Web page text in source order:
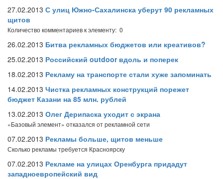
27.02.2013 С улиц Южно-Сахалинска уберут 90 рекламных
щитов
Количество комментариев к элементу: 0
26.02.2013 Битва рекламных бюджетов или креативов?
25.02.2013 Российский outdoor вдоль и поперек
18.02.2013 Рекламу на транспорте стали хуже запоминать
14.02.2013 Чистка рекламных конструкций порежет
бюджет Казани на 85 млн. рублей
13.02.2013 Олег Дерипаска уходит с экрана
«Базовый элемент» отказался от рекламной сети
07.02.2013 Рекламы больше, щитов меньше
Сколько рекламы требуется Красноярску
07.02.2013 Рекламе на улицах Оренбурга придадут
западноевропейский вид